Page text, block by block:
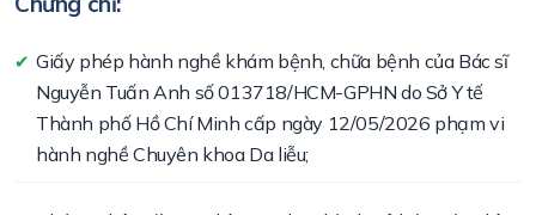
✔ Giấy phép hành nghề khám bệnh, chữa bệnh của Bác sĩ
Nguyễn Tuấn Anh số 013718/HCM-GPHN do Sở Y tế
Thành phố Hồ Chí Minh cấp ngày 12/05/2026 phạm vi
hành nghề Chuyên khoa Da liễu;